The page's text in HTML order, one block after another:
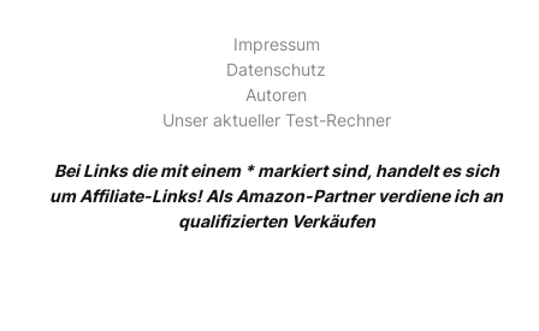
Impressum
Datenschutz
Autoren
Unser aktueller Test-Rechner
Bei Links die mit einem * markiert sind, handelt es sich
um Affiliate-Links! Als Amazon-Partner verdiene ich an
qualifizierten Verkäufen